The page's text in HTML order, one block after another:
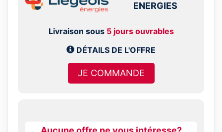
ENERGIES
Livraison sous 5 jours ouvrables
DÉTAILS DE L'OFFRE
JE COMMANDE